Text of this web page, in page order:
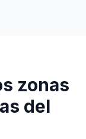
zonas
del